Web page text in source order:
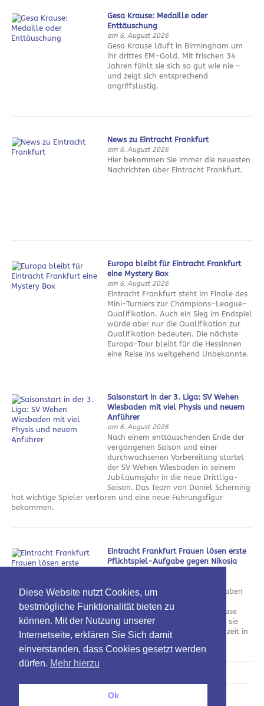
Gesa Krause: Medaille oder
Enttäuschung
am 6. August 2026
Gesa Krause läuft in Birmingham um
ihr drittes EM-Gold. Mit frischen 34
Jahren fühlt sie sich so gut wie nie –
und zeigt sich entsprechend
angriffslustig.
News zu Eintracht Frankfurt
am 6. August 2026
Hier bekommen Sie immer die neuesten
Nachrichten über Eintracht Frankfurt.
Europa bleibt für Eintracht Frankfurt
eine Mystery Box
am 6. August 2026
Eintracht Frankfurt steht im Finale des
Mini-Turniers zur Champions-League-
Qualifikation. Auch ein Sieg im Endspiel
würde aber nur die Qualifikation zur
Qualifikation bedeuten. Die nächste
Europa-Tour bleibt für die Hessinnen
eine Reise ins weitgehend Unbekannte.
Saisonstart in der 3. Liga: SV Wehen
Wiesbaden mit viel Physis und neuem
Anführer
am 6. August 2026
Nach einem enttäuschenden Ende der
vergangenen Saison und einer
durchwachsenen Vorbereitung startet
der SV Wehen Wiesbaden in seinem
Jubiläumsjahr in die neue Drittliga-
Saison. Das Team von Daniel Scherning
hat wichtige Spieler verloren und eine neue Führungsfigur
bekommen.
Eintracht Frankfurt Frauen lösen erste
Pflichtspiel-Aufgabe gegen Nikosia
Die Eintracht Frankfurt Frauen haben
den ersten Schritt in Richtung
Champions-League-Gruppenphase
geschafft. Gegen Nikosia zeigten sie
sich vor allem in der ersten Halbzeit in
Torlaune.
Diese Website nutzt Cookies, um
bestmögliche Funktionalität bieten zu
können. Mit der Nutzung unserer
Internetseite, erklären Sie Sich damit
einverstanden, dass Cookies gesetzt werden
dürfen. Mehr hierzu
Ok